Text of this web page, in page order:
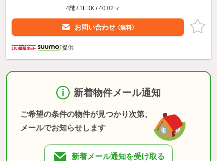
4階 / 1LDK / 40.02㎡
お問い合わせ （無料）
提供
新着物件メール通知
ご希望の条件の物件が見つかり次第、
メールでお知らせします
新着メール通知を受け取る